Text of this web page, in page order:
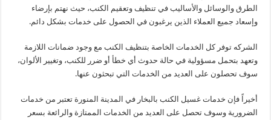
الطرق والوسائل والأساليب في تنظيف وتعقيم الكنب، حيث نهتم بإرضاء
وإسعاد جميع العملاء الذين يرغبون في الحصول على خدمات بشكل دائم.
الشركه توفر كل الخدمات الخاصة بتنظيف الكنب مع وجود ضمانات اللازمة
وتعهد بتحمل مسؤولية في حالة حدوث أي خطأ أو ضرر للكنب، وتغيير الألوان،
سوف تحصلون على العديد من الخدمات التي تبحثون عنها.
أخيراً فإن خدمات غسيل الكنب بالبخار في المدينة المنورة تعتبر من خدمات
الضرورية وسوف تحصل على العديد من الخدمات الممتازة والرائعة بسعر